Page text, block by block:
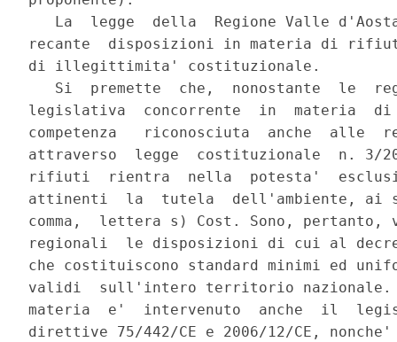
La  legge  della  Regione Valle
recante  disposizioni in materia di
di illegittimita' costituzionale.
Si  premette  che,  nonostante  le
legislativa  concorrente  in  materia
competenza   riconosciuta  anche  alle
attraverso  legge  costituzionale  n. 3/
rifiuti  rientra  nella  potesta'
attinenti  la  tutela  dell'ambiente, ai
comma,  lettera s) Cost. Sono,
regionali  le disposizioni di cui al
che costituiscono standard minimi ed
validi  sull'intero territorio nazionale.
materia  e'  intervenuto  anche  il
direttive 75/442/CE e 2006/12/CE,